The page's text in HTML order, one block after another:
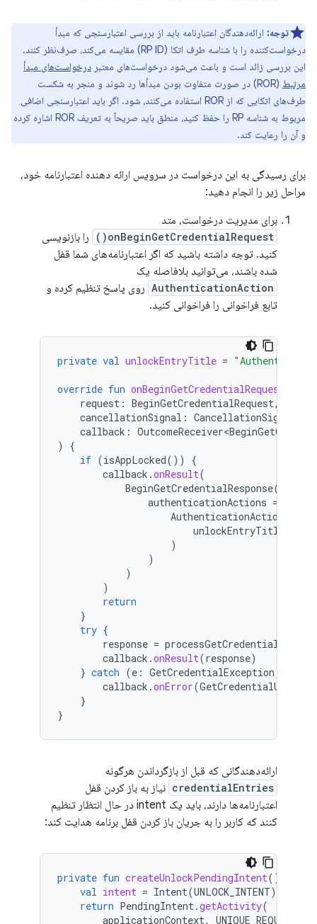
توجه: ارائه‌دهندگان اعتبارنامه باید از بررسی اعتبارسنجی که مبدأ
درخواست‌کننده را با شناسه طرف اتکا (RP ID) مقایسه می‌کند، صرف‌نظر کنند.
این بررسی زائد است و باعث می‌شود درخواست‌های معتبر درخواست‌های مبدأ
مرتبط
(ROR) در صورت متفاوت بودن مبدأها رد شوند و منجر به شکست
طرف‌های اتکایی که از ROR استفاده می‌کنند، شود. اگر باید اعتبارسنجی اضافی
مربوط به شناسه RP را حفظ کنید، منطق باید صریحاً به تعریف ROR اشاره کرده
و آن را رعایت کند.
برای رسیدگی به این درخواست در سرویس ارائه دهنده اعتبارنامه خود،
مراحل زیر را انجام دهید:
برای مدیریت درخواست، متد
onBeginGetCredentialRequest()
را بازنویسی
کنید. توجه داشته باشید که اگر اعتبارنامه‌های شما قفل
شده باشند، می‌توانید بلافاصله یک
AuthenticationAction روی پاسخ تنظیم کرده و
تابع فراخوانی را فراخوانی کنید.
private val unlockEntryTitle = "Authenticate
override fun onBeginGetCredentialRequest
request : BeginGetCredentialRequest,
cancellationSignal : CancellationSignal
callback :
)
{
if (isAppLocked())
{
callback .onResult(
BeginGetCredentialResponse(
authenticationActions =
AuthenticationAction
unlockEntryTitle
)
)
)
)
return
}
try {
response =
callback .onResult(response)
} catch (e : GetCredentialException)
callback .onError(
}
}
ارائه‌دهندگانی که قبل از بازگرداندن هرگونه
credentialEntries نیاز به باز کردن قفل
اعتبارنامه‌ها دارند، باید یک intent در حال انتظار تنظیم
کنند که کاربر را به جریان باز کردن قفل برنامه هدایت کند:
private fun createUnlockPendingIntent():
val intent = Intent(UNLOCK_INTENT).
return PendingIntent.getActivity(
applicationContext,